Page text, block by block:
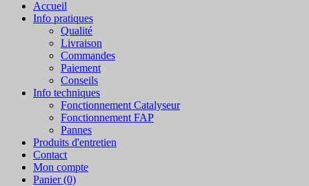
Accueil
Info pratiques
Qualité
Livraison
Commandes
Paiement
Conseils
Info techniques
Fonctionnement Catalyseur
Fonctionnement FAP
Pannes
Produits d'entretien
Contact
Mon compte
Panier (0)